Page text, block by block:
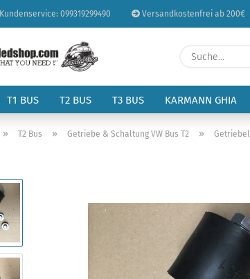
Kundenservice: 099319299490 Versandkostenfrei ab 200€
T1 BUS T2 BUS T3 BUS KARMANN GHIA
» T2 Bus » Getriebe & Schaltung VW Bus T2 »